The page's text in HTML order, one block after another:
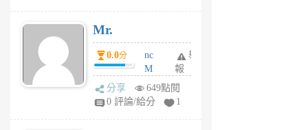
Mr.
0.0分
nc
M
U
F
舉
報
分享
649點閱
0 評論/給分
1